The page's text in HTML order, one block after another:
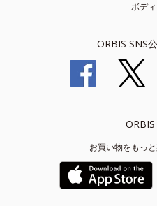
ボデ
ORBIS SNS
お買い物をもっ